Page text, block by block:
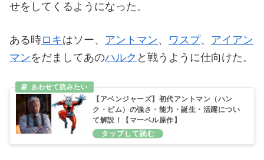
せをしてくるようになった。
ある時ロキはソー、 アントマン、 ワスプ、 アイアン
マンをだましてあのハルク と戦うように仕向けた。
【アベンジャーズ】初代アントマン（ハン
ク・ピム）の強さ・能力・誕生・活躍につい
て解説！【マーベル原作】